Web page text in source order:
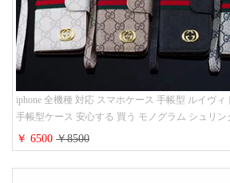
iphone 全機種 対応 スマホケース 手帳型 ルイヴィ
手帳型ケース 安心する 買う モノグラム シュリ
16/16promaxスマホケース 手帳 多機能 グッチ
人 レディース メンズ ストラップ付き
￥ 6500￥8500